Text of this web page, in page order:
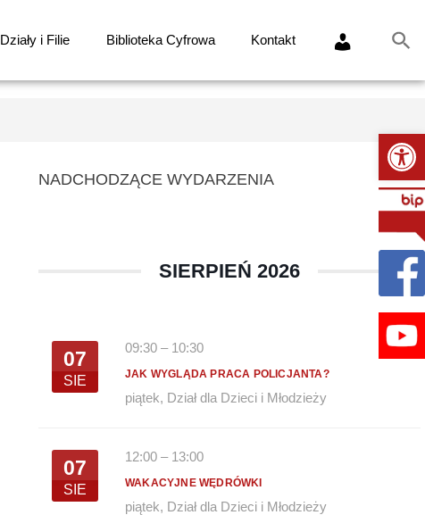
Działy i Filie Biblioteka Cyfrowa Kontakt
NADCHODZĄCE WYDARZENIA
SIERPIEŃ 2026
07
SIE
09:30– 10:30
JAK WYGLĄDA PRACA POLICJANTA?
piątek, Dział dla Dzieci i Młodzieży
07
SIE
12:00– 13:00
WAKACYJNE WĘDRÓWKI
piątek, Dział dla Dzieci i Młodzieży